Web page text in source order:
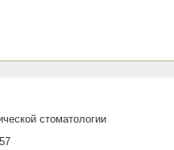
стоматологии